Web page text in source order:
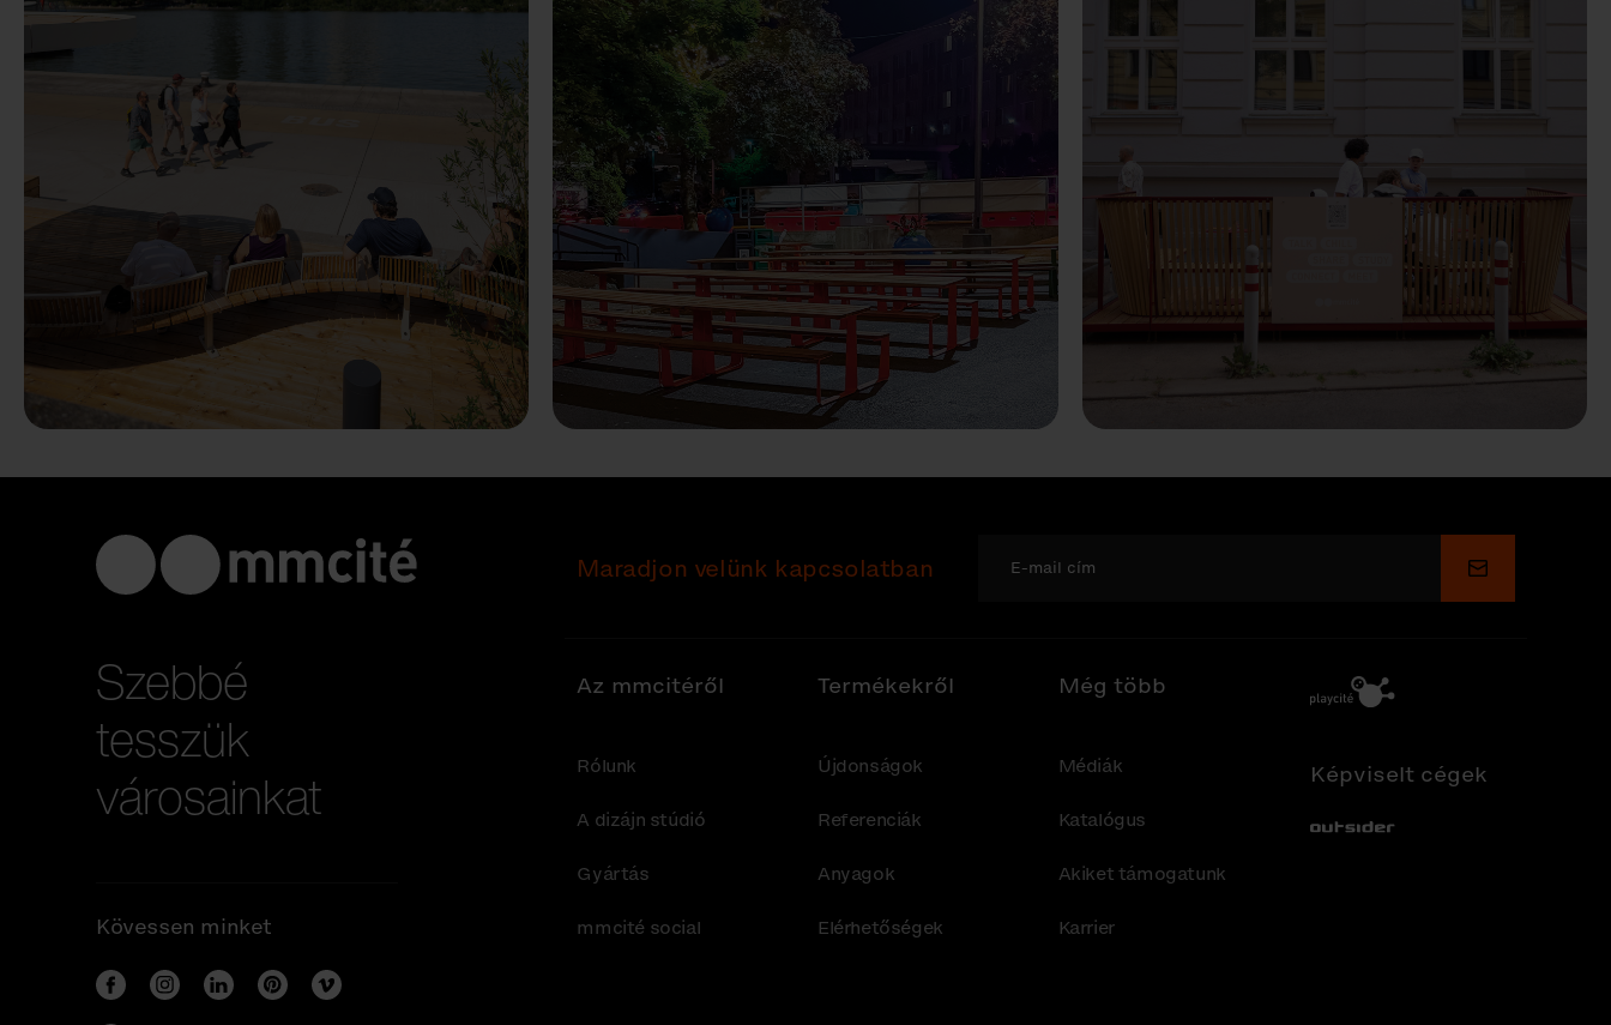
Szebbé
tesszük
városainkat
Kövessen minket
Maradjon velünk kapcsolatban Küldés
Az mmcitéről
Rólunk
A dizájn stúdió
Gyártás
mmcité social
Termékekről
Újdonságok
Referenciák
Anyagok
Elérhetőségek
Még több
Médiák
Katalógus
Akiket támogatunk
Karrier
Képviselt cégek
Out-Sider